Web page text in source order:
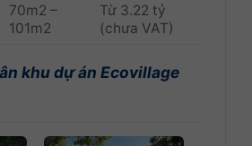
70m2 –
101m2
Từ 3.22 tỷ
(chưa VAT)
khu dự án Ecovillage